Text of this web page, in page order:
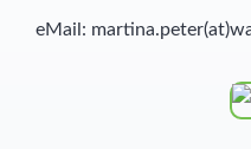
eMail: